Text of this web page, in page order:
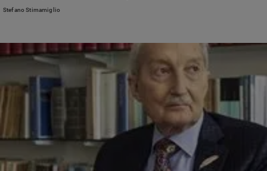
spiega lo scrittore cattolico, che con lui scrisse il best seller "Rapporto sulla
Stefano Stimamiglio